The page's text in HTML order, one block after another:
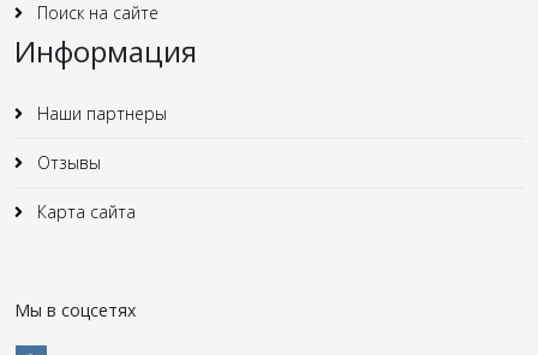
Поиск на сайте
Информация
Наши партнеры
Отзывы
Карта сайта
Мы в соцсетях